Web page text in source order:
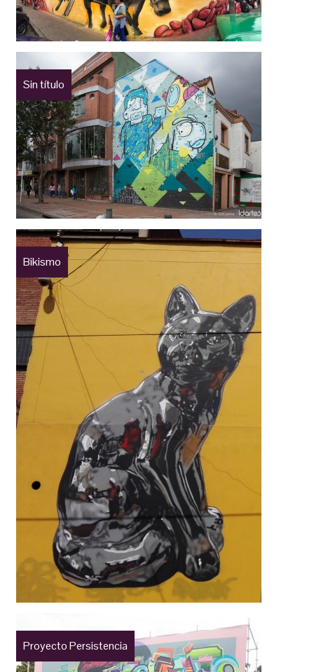
Sin título
Bikismo
Proyecto Persistencia